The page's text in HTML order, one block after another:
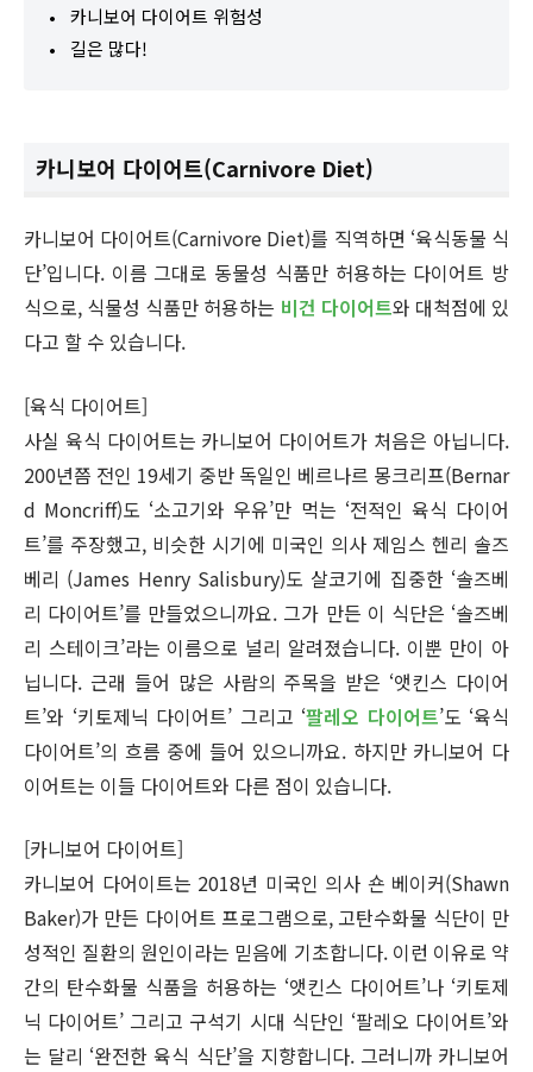
카니보어 다이어트 위험성
길은 많다!
카니보어 다이어트(Carnivore Diet)
카니보어 다이어트(Carnivore Diet)를 직역하면 ‘육식동물 식
단’입니다. 이름 그대로 동물성 식품만 허용하는 다이어트 방
식으로, 식물성 식품만 허용하는 비건 다이어트와 대척점에 있
다고 할 수 있습니다.
[육식 다이어트]
사실 육식 다이어트는 카니보어 다이어트가 처음은 아닙니다.
200년쯤 전인 19세기 중반 독일인 베르나르 몽크리프(Bernar
d Moncriff)도 ‘소고기와 우유’만 먹는 ‘전적인 육식 다이어
트’를 주장했고, 비슷한 시기에 미국인 의사 제임스 헨리 솔즈
베리 (James Henry Salisbury)도 살코기에 집중한 ‘솔즈베
리 다이어트’를 만들었으니까요. 그가 만든 이 식단은 ‘솔즈베
리 스테이크’라는 이름으로 널리 알려졌습니다. 이뿐 만이 아
닙니다. 근래 들어 많은 사람의 주목을 받은 ‘앳킨스 다이어
트’와 ‘키토제닉 다이어트’ 그리고 ‘팔레오 다이어트’도 ‘육식
다이어트’의 흐름 중에 들어 있으니까요. 하지만 카니보어 다
이어트는 이들 다이어트와 다른 점이 있습니다.
[카니보어 다이어트]
카니보어 다어이트는 2018년 미국인 의사 숀 베이커(Shawn
Baker)가 만든 다이어트 프로그램으로, 고탄수화물 식단이 만
성적인 질환의 원인이라는 믿음에 기초합니다. 이런 이유로 약
간의 탄수화물 식품을 허용하는 ‘앳킨스 다이어트’나 ‘키토제
닉 다이어트’ 그리고 구석기 시대 식단인 ‘팔레오 다이어트’와
는 달리 ‘완전한 육식 식단’을 지향합니다. 그러니까 카니보어